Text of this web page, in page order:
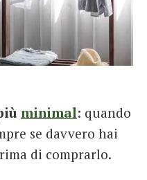
minimal: quando
se davvero hai
di comprarlo.